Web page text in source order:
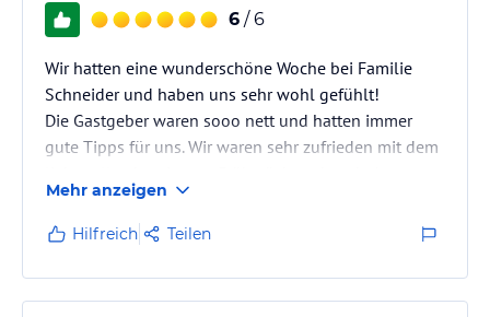
6 / 6
Wir hatten eine wunderschöne Woche bei Familie
Schneider und haben uns sehr wohl gefühlt!
Die Gastgeber waren sooo nett und hatten immer
gute Tipps für uns. Wir waren sehr zufrieden mit dem
Abendessen war sehr schmackhaft zu einem absolut
fairen Preis!
Unser Zimmer war sehr gemütlich und sauber. Die
Kochnische funktional eingerichtet, so dass wir uns
zwischendurch auch gut selbst verpflegen konnten.
Mehr anzeigen
Hilfreich Teilen